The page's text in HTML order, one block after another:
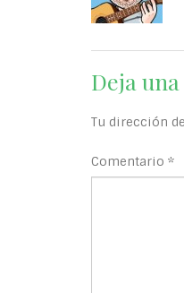
Deja
Tu dirección
Comentario *